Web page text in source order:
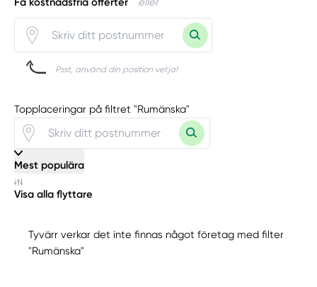
Psst, använd din position vetja!
Topplaceringar på filtret "Rumänska"
Mest populära
Visa alla flyttare
Tyvärr verkar det inte finnas något företag med filter
"Rumänska"